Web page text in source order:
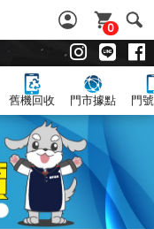
0
舊機回收 門市據點 門